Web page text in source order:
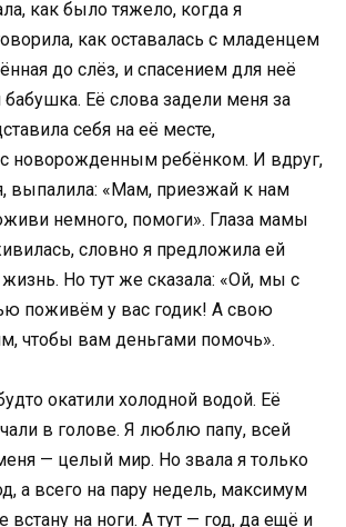
как было тяжело, когда я
как оставалась с младенцем
до слёз, и спасением для неё
Её слова задели меня за
себя на её месте,
новорожденным ребёнком. И вдруг,
выпалила: «Мам, приезжай к нам
немного, помоги». Глаза мамы
словно я предложила ей
Но тут же сказала: «Ой, мы с
поживём у вас годик! А свою
чтобы вам деньгами помочь».
окатили холодной водой. Её
в голове. Я люблю папу, всей
— целый мир. Но звала я только
а всего на пару недель, максимум
встану на ноги. А тут — год, да ещё и